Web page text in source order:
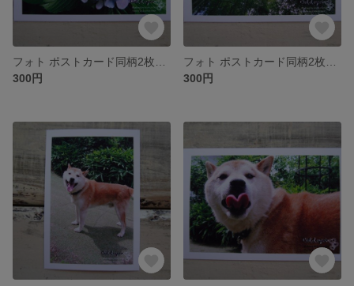
300円
300円